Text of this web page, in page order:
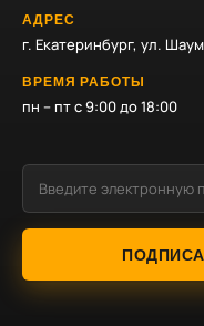
АДРЕС
г. Екатеринбург, ул.
ВРЕМЯ РАБОТЫ
пн – пт с 9:00 до 18:00